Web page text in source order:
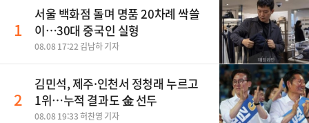
1
서울 백화점 돌며 명품 20차례 싹쓸
이…30대 중국인 실형
08.08 17:22 김남하 기자
2
김민석, 제주·인천서 정청래 누르고
1위…누적 결과도 金 선두
08.08 19:33 허찬영 기자